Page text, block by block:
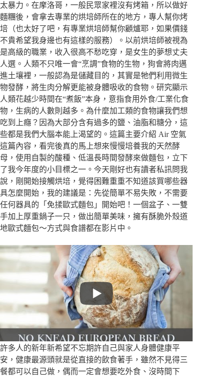
太暴力。在摩洛哥，一般民眾家裡沒有烤箱，所以做好
麵糰後，會拿去專業的烘培師所在的地方，專人幫你烤
培（也太好了吧，有專業烘培師幫你顧爐耶，如果價錢
不貴希望我身邊也有這樣的服務）。以前烘培師被視為
是高級的職業，收入很高不愁吃穿，是女生的夢想丈夫
人選。人類不只唯一會“烹調”食物的生物，狗會將肉邁
進土壤裡，一般認為是儲藏目的，其實是牠們利用微生
物發酵，將生肉分解更能被身體吸收的食物。研究顯示
人類花越少時間在“煮飯”本身，意指食用外食/工業化食
物，生病的人數則越多。為什麼加工類的食物讓我們想
吃到上癮？因為大部分含有過多的鹽、油脂和糖分，這
些都是我們大腦本能上渴望的。這篇主要介紹 Air 空氣
這篇內容，看完後真的馬上想來慢慢培養我的天然酵
母，使用自製的酸種、低溫長時間發酵來做麵包，立下
了我今年度的小目標之一。今天剛好也有讀者私訊問我
說，剛開始接觸烘培，覺得困難重重不知道該買哪些器
具怎麼開始，我的建議是：先從簡單不易失敗，不需要
任何器具的「免揉歐式麵包」開始吧！一個盆子、一雙
手加上厚重鍋子一只，做出簡單美味，擁有酥脆外殼道
地歐式麵包～方式與食譜都在影片中。
許多人的新年新希望不忘期許自己與家人身體健康平
安，健康最源頭就是從直接的飲食著手，雖然不見得三
餐都可以自己做，偶而一定會想要吃外食、沒時間下